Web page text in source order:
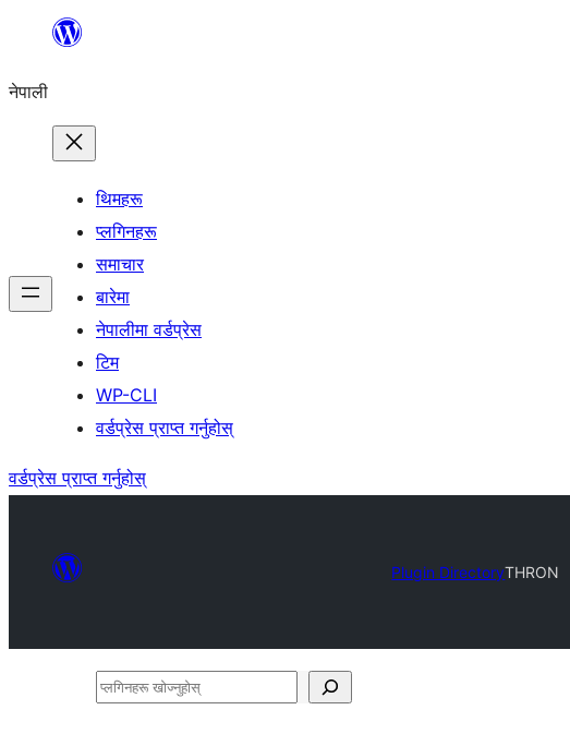
सामग्रीमा
नेपाली
थिमहरू
प्लगिनहरू
समाचार
बारेमा
नेपालीमा वर्डप्रेस
टिम
WP-CLI
वर्डप्रेस प्राप्त गर्नुहोस्
वर्डप्रेस प्राप्त गर्नुहोस्
Plugin DirectoryTHRON
प्लगिनहरू